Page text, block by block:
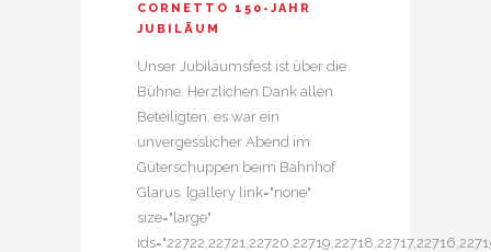
CORNETTO 150-JAHR
JUBILÄUM
Unser Jubiläumsfest ist über die
Bühne. Herzlichen Dank allen
Beteiligten, es war ein
unvergesslicher Abend im
Güterschuppen beim Bahnhof
Glarus. [gallery link="none"
size="large"